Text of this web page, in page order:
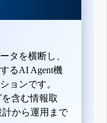
タを横断し、
るAI Agent機
ョンです。
含む情報取
から運用まで